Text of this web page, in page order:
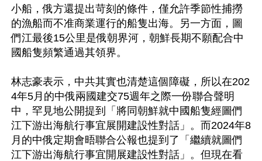
小船，俄方還提出苛刻的條件，僅允許季節性捕撈
的漁船而不准商業運行的船隻出海。另一方面，圖
們江最後15公里是俄朝界河，朝鮮長期不願配合中
國船隻頻繁通過其領界。
林志豪表示，中共其實也清楚這個障礙，所以在202
4年5月的中俄兩國建交75週年之際一份聯合聲明
中，罕見地公開提到「將同朝鮮就中國船隻經圖們
江下游出海航行事宜展開建設性對話」。而2024年8
月的中俄定期會晤聯合公報也提到了「繼續就圖們
江下游出海航行事宜開展建設性對話」。但現在看